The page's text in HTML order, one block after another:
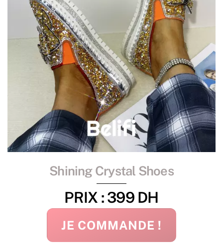
Shining Crystal Shoes
PRIX : 399 DH
JE COMMANDE !